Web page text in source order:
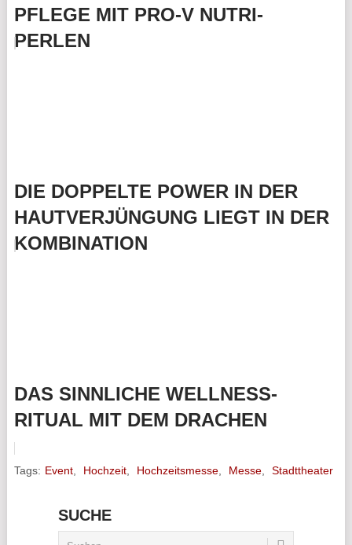
PFLEGE MIT PRO-V NUTRI-
PERLEN
DIE DOPPELTE POWER IN DER
HAUTVERJÜNGUNG LIEGT IN DER
KOMBINATION
DAS SINNLICHE WELLNESS-
RITUAL MIT DEM DRACHEN
Tags: Event, Hochzeit, Hochzeitsmesse, Messe, Stadttheater
SUCHE